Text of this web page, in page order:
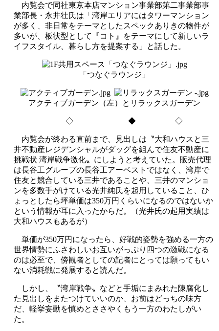
内覧会で同社東京本店マンション事業部第二事業部事
業部長・永井壮氏は「湾岸エリアにはタワーマンション
が多く、非日常をテーマとしたスペックありきの物件が
多いが、板状型として『コト』をテーマにして新しいラ
イフスタイル、暮らし方を提案する」と話した。
「つなぐラウンジ」
アクティブガーデン（左）とリラックスガーデン
◇ ◆ ◇
内覧会が終わる直前まで、見出しは〝大和ハウスと三
井不動産レジデンシャルがダッグを組んで住友不動産に
挑戦状 湾岸戦争激化〟にしようと考えていた。販売代理
は長谷工グループの長谷工アーベストではなく、湾岸で
住友と競合している三井であることや、三井のマンショ
ンを多数手がけている光井純氏を起用していること、ひ
ょっとしたら坪単価は350万円くらいになるのではないか
という情報が耳に入ったからだ。（光井氏の起用実績は
大和ハウスもあるが）
単価が350万円になったら、好戦的姿勢を強める一方の
世界情勢にふさわしいお互いがっぷり四つの激戦になる
のは必至で、傍観者としての記者にとっては願ってもい
ない消耗戦に発展すると読んだ。
しかし、〝湾岸戦争〟などと手垢にまみれた陳腐化し
た見出しをまたつけていいのか、お前はどっちの味方
だ、軽挙妄動を慎めとささやくもう一方のわたしがい
た。